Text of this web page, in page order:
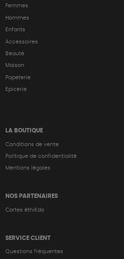
Femmes
Hommes
Enfants
Accessoires
Beauté
Maison
Papeterie
Epicerie
LA BOUTIQUE
Conditions de vente
Politique de confidentialité
Mentions légales
NOS PARTENAIRES
Cartes éthiKdo
SERVICE CLIENT
Questions fréquentes